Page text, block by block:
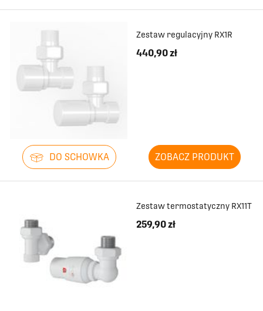
Zestaw regulacyjny RX1R
440,90 zł
DO SCHOWKA ZOBACZ PRODUKT
Zestaw termostatyczny RX11T
259,90 zł